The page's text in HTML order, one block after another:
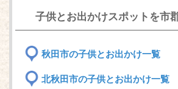
子供とお出かけスポットを市
秋田市の子供とお出かけ一覧
北秋田市の子供とお出かけ一覧